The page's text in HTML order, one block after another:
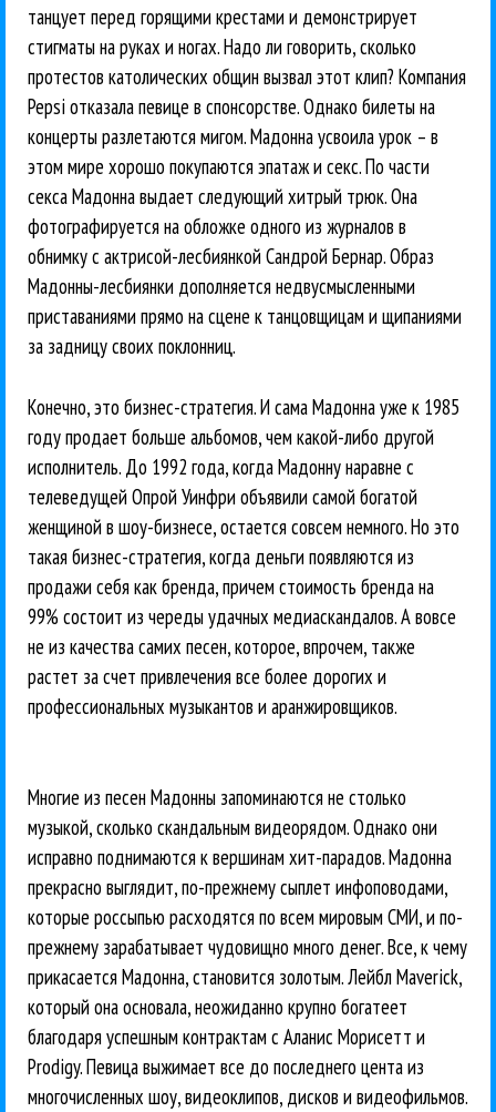
танцует перед горящими крестами и демонстрирует
стигматы на руках и ногах. Надо ли говорить, сколько
протестов католических общин вызвал этот клип? Компания
Pepsi отказала певице в спонсорстве. Однако билеты на
концерты разлетаются мигом. Мадонна усвоила урок – в
этом мире хорошо покупаются эпатаж и секс. По части
секса Мадонна выдает следующий хитрый трюк. Она
фотографируется на обложке одного из журналов в
обнимку с актрисой-лесбиянкой Сандрой Бернар. Образ
Мадонны-лесбиянки дополняется недвусмысленными
приставаниями прямо на сцене к танцовщицам и щипаниями
за задницу своих поклонниц.
Конечно, это бизнес-стратегия. И сама Мадонна уже к 1985
году продает больше альбомов, чем какой-либо другой
исполнитель. До 1992 года, когда Мадонну наравне с
телеведущей Опрой Уинфри объявили самой богатой
женщиной в шоу-бизнесе, остается совсем немного. Но это
такая бизнес-стратегия, когда деньги появляются из
продажи себя как бренда, причем стоимость бренда на
99% состоит из череды удачных медиаскандалов. А вовсе
не из качества самих песен, которое, впрочем, также
растет за счет привлечения все более дорогих и
профессиональных музыкантов и аранжировщиков.
Многие из песен Мадонны запоминаются не столько
музыкой, сколько скандальным видеорядом. Однако они
исправно поднимаются к вершинам хит-парадов. Мадонна
прекрасно выглядит, по-прежнему сыплет инфоповодами,
которые россыпью расходятся по всем мировым СМИ, и по-
прежнему зарабатывает чудовищно много денег. Все, к чему
прикасается Мадонна, становится золотым. Лейбл Maverick,
который она основала, неожиданно крупно богатеет
благодаря успешным контрактам с Аланис Морисетт и
Prodigy. Певица выжимает все до последнего цента из
многочисленных шоу, видеоклипов, дисков и видеофильмов.